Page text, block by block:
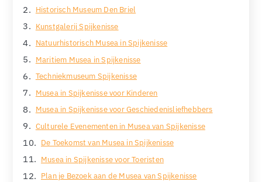
Historisch Museum Den Briel
Kunstgalerij Spijkenisse
Natuurhistorisch Musea in Spijkenisse
Maritiem Musea in Spijkenisse
Techniekmuseum Spijkenisse
Musea in Spijkenisse voor Kinderen
Musea in Spijkenisse voor Geschiedenisliefhebbers
Culturele Evenementen in Musea van Spijkenisse
De Toekomst van Musea in Spijkenisse
Musea in Spijkenisse voor Toeristen
Plan je Bezoek aan de Musea van Spijkenisse